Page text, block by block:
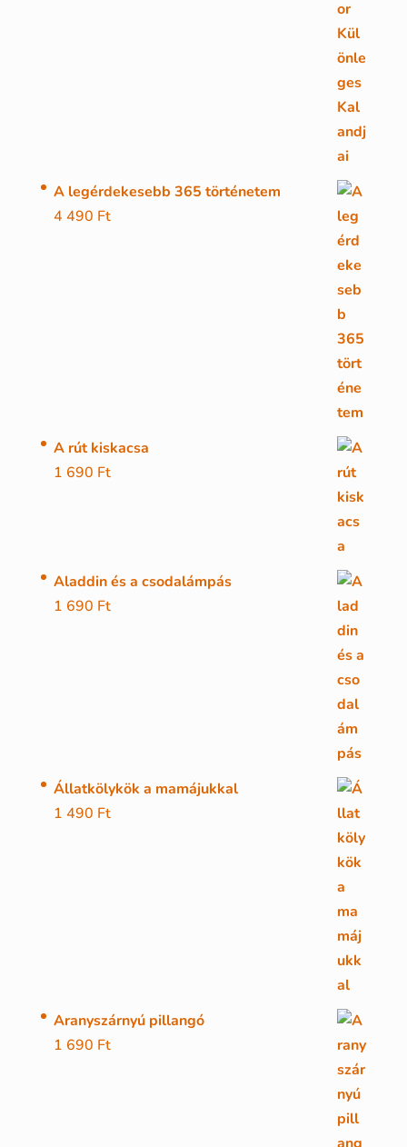
A legérdekesebb 365 történetem
4 490 Ft
A rút kiskacsa
1 690 Ft
Aladdin és a csodalámpás
1 690 Ft
Állatkölykök a mamájukkal
1 490 Ft
Aranyszárnyú pillangó
1 690 Ft